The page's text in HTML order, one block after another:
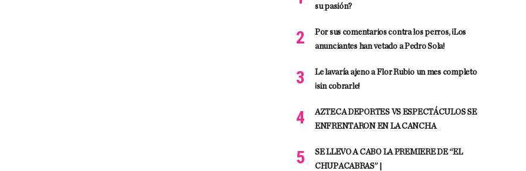
su pasión?
Por sus comentarios contra los perros, ¡Los
anunciantes han vetado a Pedro Sola!
Le lavaría ajeno a Flor Rubio un mes completo
¡sin cobrarle!
AZTECA DEPORTES VS ESPECTÁCULOS SE
ENFRENTARON EN LA CANCHA
SE LLEVO A CABO LA PREMIERE DE “EL
CHUPACABRAS” |